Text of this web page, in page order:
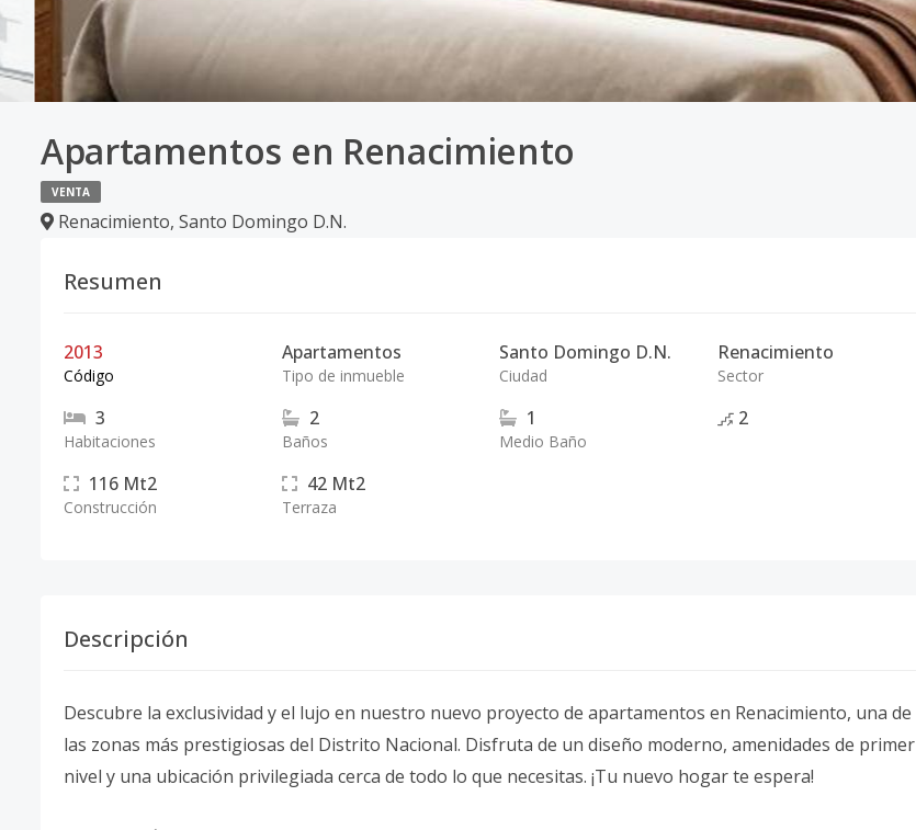
Apartamentos en Renacimiento
VENTA
Renacimiento, Santo Domingo D.N.
Resumen
2013
Código
Apartamentos
Tipo de inmueble
Santo Domingo D.N.
Ciudad
Renacimiento
Sector
3
Habitaciones
2
Baños
1
Medio Baño
2
116 Mt2
Construcción
42 Mt2
Terraza
Descripción
Descubre la exclusividad y el lujo en nuestro nuevo proyecto de apartamentos en Renacimiento, una de
las zonas más prestigiosas del Distrito Nacional. Disfruta de un diseño moderno, amenidades de primer
nivel y una ubicación privilegiada cerca de todo lo que necesitas. ¡Tu nuevo hogar te espera!